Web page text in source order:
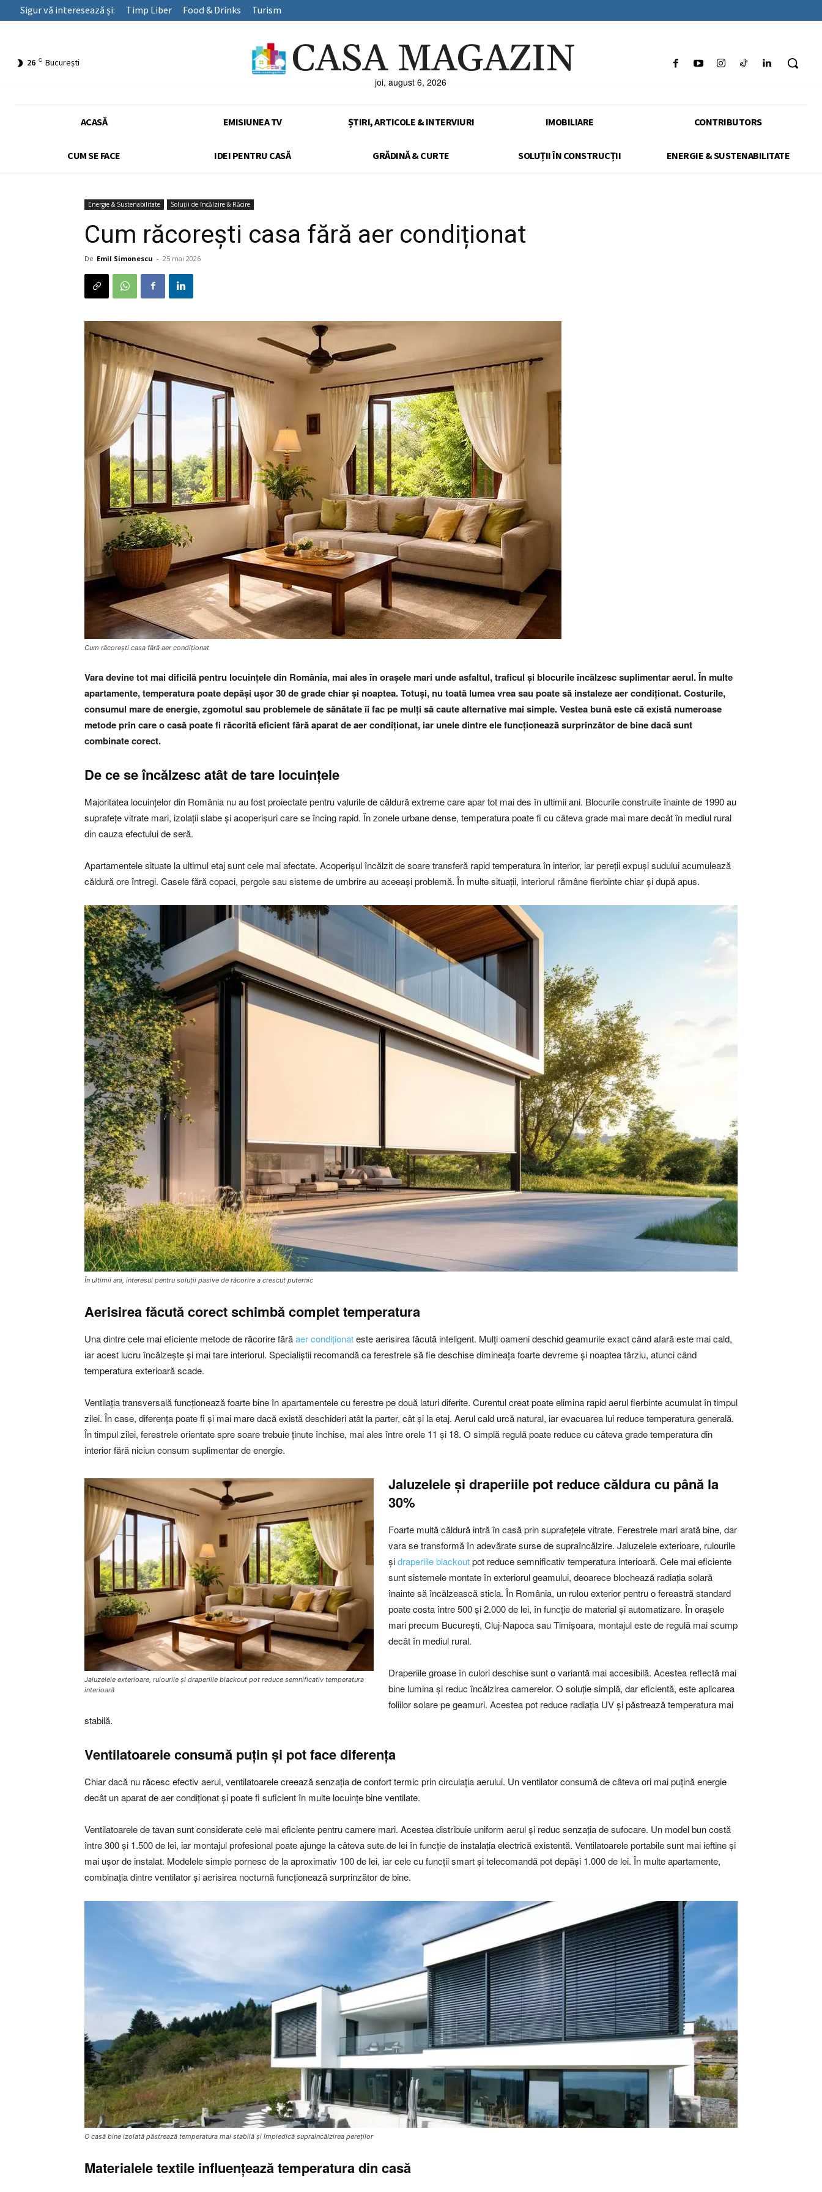
Sigur vă interesează și: Timp Liber Food & Drinks Turism
26 C București CASA MAGAZIN
joi, august 6, 2026
ACASĂ EMISIUNEA TV ȘTIRI, ARTICOLE & INTERVIURI IMOBILIARE CONTRIBUTORS
CUM SE FACE IDEI PENTRU CASĂ GRĂDINĂ & CURTE SOLUȚII ÎN CONSTRUCȚII ENERGIE & SUSTENABILITATE
Energie & Sustenabilitate Soluții de încălzire & Răcire
Cum răcorești casa fără aer condiționat
De Emil Simonescu - 25 mai 2026
Cum răcorești casa fără aer condiționat
Vara devine tot mai dificilă pentru locuințele din România, mai ales în orașele mari unde asfaltul, traficul și blocurile încălzesc suplimentar aerul. În multe
apartamente, temperatura poate depăși ușor 30 de grade chiar și noaptea. Totuși, nu toată lumea vrea sau poate să instaleze aer condiționat. Costurile,
consumul mare de energie, zgomotul sau problemele de sănătate îi fac pe mulți să caute alternative mai simple. Vestea bună este că există numeroase
metode prin care o casă poate fi răcorită eficient fără aparat de aer condiționat, iar unele dintre ele funcționează surprinzător de bine dacă sunt
combinate corect.
De ce se încălzesc atât de tare locuințele
Majoritatea locuințelor din România nu au fost proiectate pentru valurile de căldură extreme care apar tot mai des în ultimii ani. Blocurile construite înainte de 1990 au
suprafețe vitrate mari, izolații slabe și acoperișuri care se încing rapid. În zonele urbane dense, temperatura poate fi cu câteva grade mai mare decât în mediul rural
din cauza efectului de seră.
Apartamentele situate la ultimul etaj sunt cele mai afectate. Acoperișul încălzit de soare transferă rapid temperatura în interior, iar pereții expuși sudului acumulează
căldură ore întregi. Casele fără copaci, pergole sau sisteme de umbrire au aceeași problemă. În multe situații, interiorul rămâne fierbinte chiar și după apus.
În ultimii ani, interesul pentru soluții pasive de răcorire a crescut puternic
Aerisirea făcută corect schimbă complet temperatura
Una dintre cele mai eficiente metode de răcorire fărăaer condiționateste aerisirea făcută inteligent. Mulți oameni deschid geamurile exact când afară este mai cald,
iar acest lucru încălzește și mai tare interiorul. Specialiștii recomandă ca ferestrele să fie deschise dimineața foarte devreme și noaptea târziu, atunci când
temperatura exterioară scade.
Ventilația transversală funcționează foarte bine în apartamentele cu ferestre pe două laturi diferite. Curentul creat poate elimina rapid aerul fierbinte acumulat în timpul
zilei. În case, diferența poate fi și mai mare dacă există deschideri atât la parter, cât și la etaj. Aerul cald urcă natural, iar evacuarea lui reduce temperatura generală.
În timpul zilei, ferestrele orientate spre soare trebuie ținute închise, mai ales între orele 11 și 18. O simplă regulă poate reduce cu câteva grade temperatura din
interior fără niciun consum suplimentar de energie.
Jaluzelele exterioare, rulourile și draperiile blackout pot reduce semnificativ temperatura
interioară
Jaluzelele și draperiile pot reduce căldura cu până la
30%
Foarte multă căldură intră în casă prin suprafețele vitrate. Ferestrele mari arată bine, dar
vara se transformă în adevărate surse de supraîncălzire. Jaluzelele exterioare, rulourile
șidraperiile blackoutpot reduce semnificativ temperatura interioară. Cele mai eficiente
sunt sistemele montate în exteriorul geamului, deoarece blochează radiația solară
înainte să încălzească sticla. În România, un rulou exterior pentru o fereastră standard
poate costa între 500 și 2.000 de lei, în funcție de material și automatizare. În orașele
mari precum București, Cluj-Napoca sau Timișoara, montajul este de regulă mai scump
decât în mediul rural.
Draperiile groase în culori deschise sunt o variantă mai accesibilă. Acestea reflectă mai
bine lumina și reduc încălzirea camerelor. O soluție simplă, dar eficientă, este aplicarea
foliilor solare pe geamuri. Acestea pot reduce radiația UV și păstrează temperatura mai
stabilă.
Ventilatoarele consumă puțin și pot face diferența
Chiar dacă nu răcesc efectiv aerul, ventilatoarele creează senzația de confort termic prin circulația aerului. Un ventilator consumă de câteva ori mai puțină energie
decât un aparat de aer condiționat și poate fi suficient în multe locuințe bine ventilate.
Ventilatoarele de tavan sunt considerate cele mai eficiente pentru camere mari. Acestea distribuie uniform aerul și reduc senzația de sufocare. Un model bun costă
între 300 și 1.500 de lei, iar montajul profesional poate ajunge la câteva sute de lei în funcție de instalația electrică existentă. Ventilatoarele portabile sunt mai ieftine și
mai ușor de instalat. Modelele simple pornesc de la aproximativ 100 de lei, iar cele cu funcții smart și telecomandă pot depăși 1.000 de lei. În multe apartamente,
combinația dintre ventilator și aerisirea nocturnă funcționează surprinzător de bine.
O casă bine izolată păstrează temperatura mai stabilă și împiedică supraîncălzirea pereților
Materialele textile influențează temperatura din casă